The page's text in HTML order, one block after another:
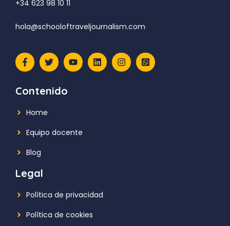
+34 623 98 10 11
hola@schooloftraveljournalism.com
Contenido
Home
Equipo docente
Blog
Legal
Política de privacidad
Política de cookies